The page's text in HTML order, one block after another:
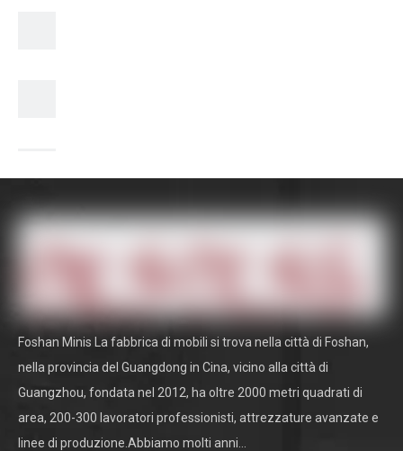
Foshan Minis La fabbrica di mobili si trova nella città di Foshan,
nella provincia del Guangdong in Cina, vicino alla città di
Guangzhou, fondata nel 2012, ha oltre 2000 metri quadrati di
area, 200-300 lavoratori professionisti, attrezzature avanzate e
linee di produzione.Abbiamo molti anni...